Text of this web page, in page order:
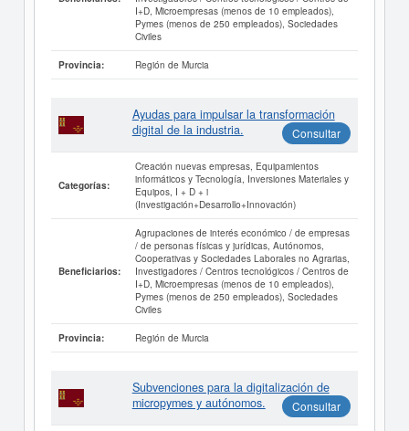
I+D, Microempresas (menos de 10 empleados),
Pymes (menos de 250 empleados), Sociedades
Civiles
Provincia: Región de Murcia
Ayudas para impulsar la transformación
digital de la industria.
Consultar
Categorías:
Creación nuevas empresas, Equipamientos
informáticos y Tecnología, Inversiones Materiales y
Equipos, I + D + i
(Investigación+Desarrollo+Innovación)
Beneficiarios:
Agrupaciones de interés económico / de empresas
/ de personas físicas y jurídicas, Autónomos,
Cooperativas y Sociedades Laborales no Agrarias,
Investigadores / Centros tecnológicos / Centros de
I+D, Microempresas (menos de 10 empleados),
Pymes (menos de 250 empleados), Sociedades
Civiles
Provincia: Región de Murcia
Subvenciones para la digitalización de
micropymes y autónomos.
Consultar